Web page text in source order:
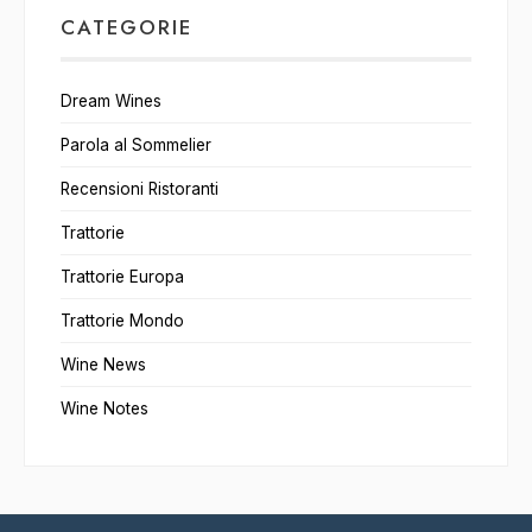
CATEGORIE
Dream Wines
Parola al Sommelier
Recensioni Ristoranti
Trattorie
Trattorie Europa
Trattorie Mondo
Wine News
Wine Notes